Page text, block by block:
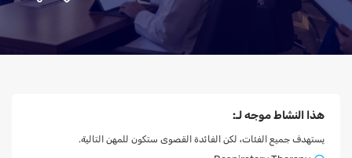
هذا النشاط موجه لـ:
يستهدف جميع الفئات، لكن الفائدة القصوى ستكون للمهن التالية.